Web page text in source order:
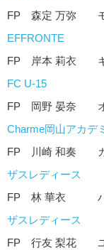
FP 森定 万弥
EFFRONTE
FP 岸本 莉衣
FC U-15
FP 岡野 晏奈
Charme岡山アカデ
FP 川崎 和奏
ザスレディース
FP 林 華衣
ザスレディース
FP 行友 梨花